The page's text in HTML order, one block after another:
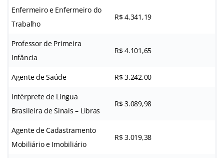
Enfermeiro e Enfermeiro do
Trabalho
R$ 4.341,19
Professor de Primeira
Infância
R$ 4.101,65
Agente de Saúde R$ 3.242,00
Intérprete de Língua
Brasileira de Sinais – Libras
R$ 3.089,98
Agente de Cadastramento
Mobiliário e Imobiliário
R$ 3.019,38